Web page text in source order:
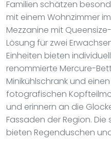
Familien schätzen
mit einem Wohnzimmer
Mezzanine mit
Lösung für zwei
Einheiten bieten
renommierte Mercure-
Minikühlschrank und
fotografischen
und erinnern an die
Fassaden der Region.
bieten Regenduschen